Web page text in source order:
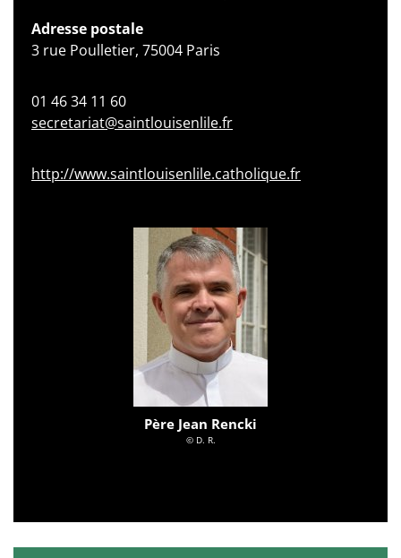
Adresse postale
3 rue Poulletier, 75004 Paris
01 46 34 11 60
secretariat@saintlouisenlile.fr
http://www.saintlouisenlile.catholique.fr
Père Jean Rencki
© D. R.